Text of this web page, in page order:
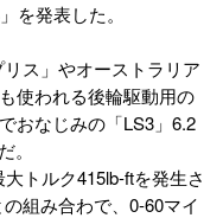
を発表した。
ス」やオーストラリア
使われる後輪駆動用の
おなじみの「LS3」6.2
トルク415lb-ftを発生さ
組み合わで、0-60マイ